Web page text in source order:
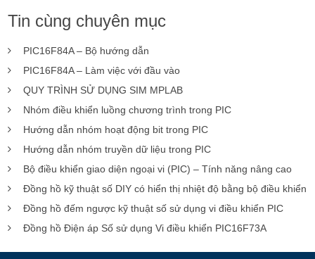
Tin cùng chuyên mục
PIC16F84A – Bộ hướng dẫn
PIC16F84A – Làm việc với đầu vào
QUY TRÌNH SỬ DỤNG SIM MPLAB
Nhóm điều khiển luồng chương trình trong PIC
Hướng dẫn nhóm hoạt động bit trong PIC
Hướng dẫn nhóm truyền dữ liệu trong PIC
Bộ điều khiển giao diện ngoại vi (PIC) – Tính năng nâng cao
Đồng hồ kỹ thuật số DIY có hiển thị nhiệt độ bằng bộ điều khiển
Đồng hồ đếm ngược kỹ thuật số sử dụng vi điều khiển PIC
Đồng hồ Điện áp Số sử dụng Vi điều khiển PIC16F73A